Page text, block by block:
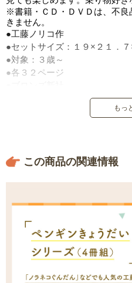
※書籍・ＣＤ・ＤＶＤは、不
きません。
●工藤ノリコ作
●セットサイズ：１９×２１．
●対象：３歳～
●各３２ページ
●定価：５，７２０円（税込）
●２００７年５月～２０１５年
もっ
この商品の関連情報